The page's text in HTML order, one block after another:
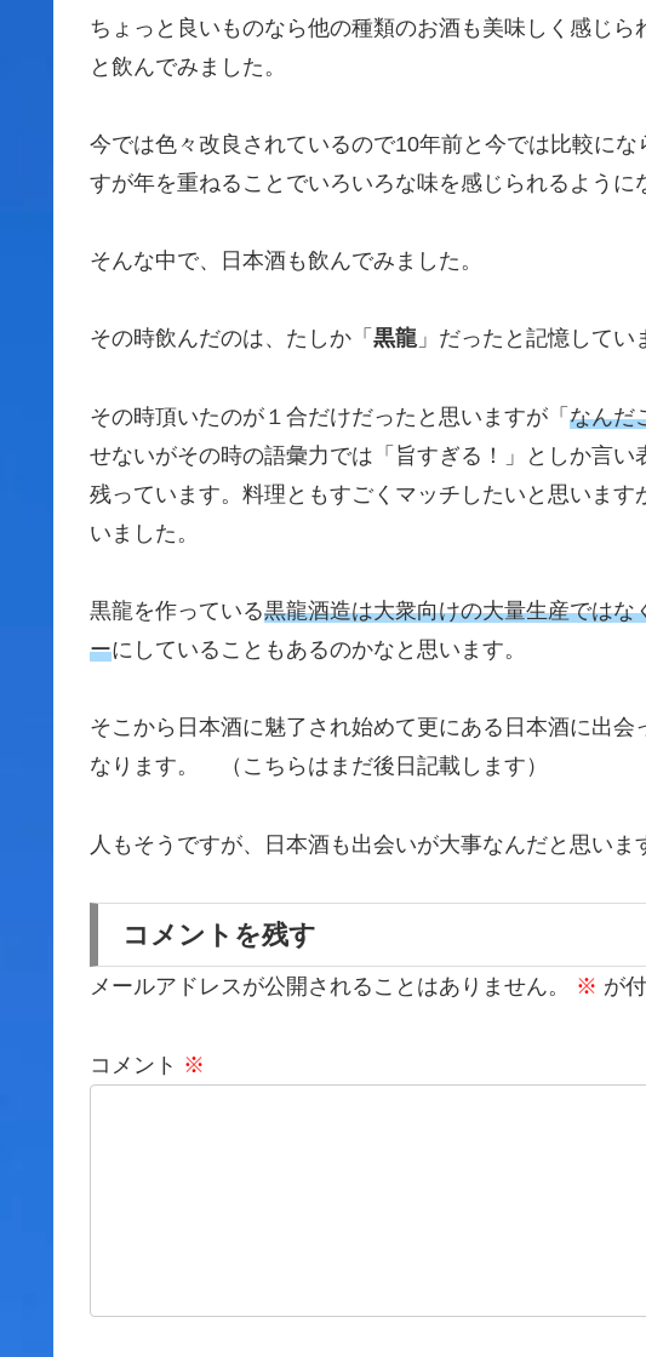
ちょっと良いものなら他の種類のお酒も美味しく感じ
と飲んでみました。
今では色々改良されているので10年前と今では比較に
すが年を重ねることでいろいろな味を感じられるように
そんな中で、日本酒も飲んでみました。
その時飲んだのは、たしか「 黒龍」だったと記憶してい
その時頂いたのが１合だけだったと思いますが「 なんだ
せないがその時の語彙力では「旨すぎる！」としか言
残っています。料理ともすごくマッチしたいと思いま
いました。
黒龍を作っている黒龍酒造は大衆向けの大量生産ではな
ーにしていることもあるのかなと思います。
そこから日本酒に魅了され始めて更にある日本酒に出
なります。 （こちらはまだ後日記載します）
人もそうですが、日本酒も出会いが大事なんだと思いま
コメントを残す
メールアドレスが公開されることはありません。 ※ が
コメント ※